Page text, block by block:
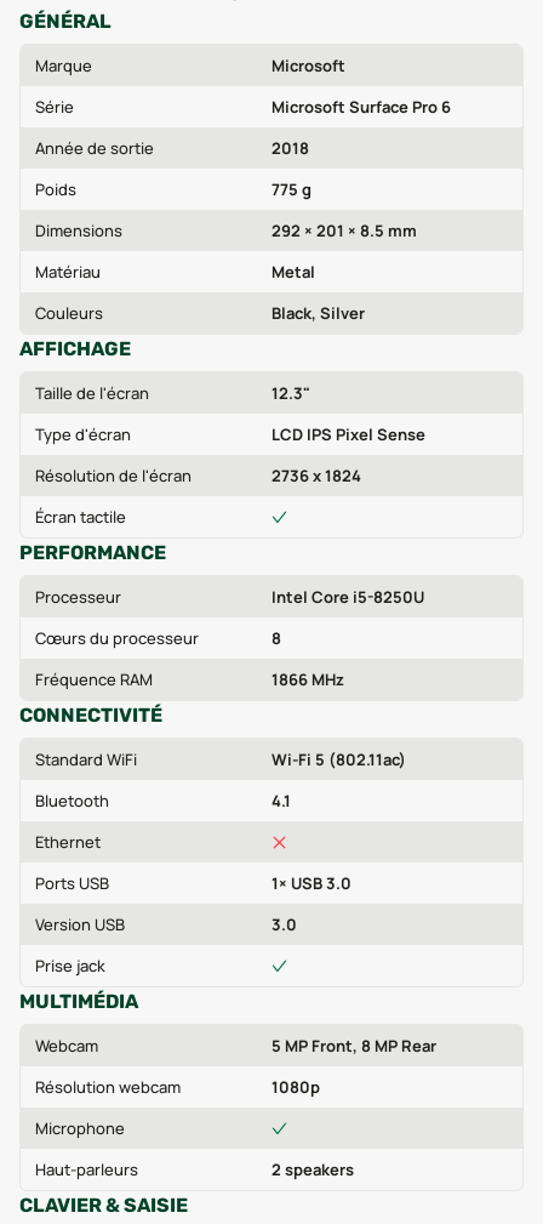
GÉNÉRAL
Marque
Microsoft
Série
Microsoft Surface Pro 6
Année de sortie
2018
Poids
775 g
Dimensions
292 × 201 × 8.5 mm
Matériau
Metal
Couleurs
Black, Silver
AFFICHAGE
Taille de l'écran
12.3"
Type d'écran
LCD IPS Pixel Sense
Résolution de l'écran
2736 x 1824
Écran tactile
PERFORMANCE
Processeur
Intel Core i5-8250U
Cœurs du processeur
8
Fréquence RAM
1866 MHz
CONNECTIVITÉ
Standard WiFi
Wi-Fi 5 (802.11ac)
Bluetooth
4.1
Ethernet
Ports USB
1× USB 3.0
Version USB
3.0
Prise jack
MULTIMÉDIA
Webcam
5 MP Front, 8 MP Rear
Résolution webcam
1080p
Microphone
Haut-parleurs
2 speakers
CLAVIER & SAISIE